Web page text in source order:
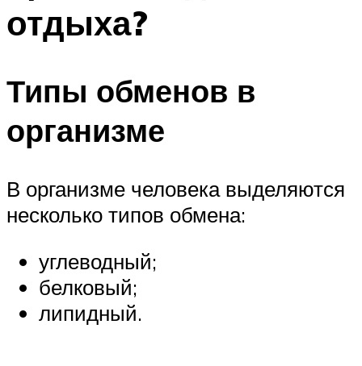
отдыха?
Типы обменов в
организме
В организме человека выделяются
несколько типов обмена:
углеводный;
белковый;
липидный.